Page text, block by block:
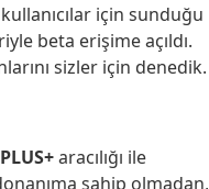
için sunduğu
beta erişime açıldı.
sizler için denedik.
aracılığı ile
sahip olmadan,